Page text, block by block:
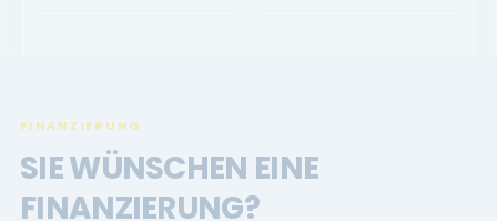
FINANZIERUNG
SIE WÜNSCHEN EINE
FINANZIERUNG?